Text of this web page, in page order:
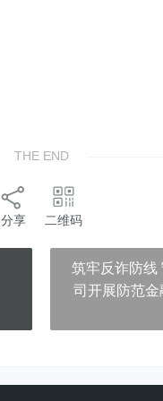
THE END
分享 二维码
筑牢反诈防线
司开展防范